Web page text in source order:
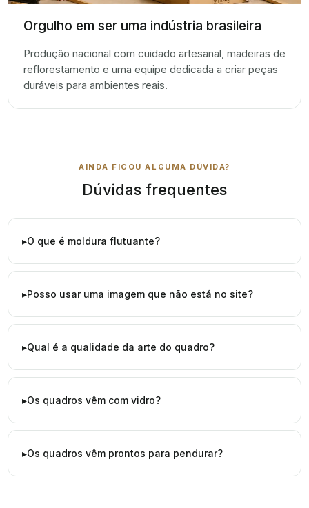
Orgulho em ser uma indústria brasileira
Produção nacional com cuidado artesanal, madeiras de
reflorestamento e uma equipe dedicada a criar peças
duráveis para ambientes reais.
AINDA FICOU ALGUMA DÚVIDA?
Dúvidas frequentes
O que é moldura flutuante?
Posso usar uma imagem que não está no site?
Qual é a qualidade da arte do quadro?
Os quadros vêm com vidro?
Os quadros vêm prontos para pendurar?